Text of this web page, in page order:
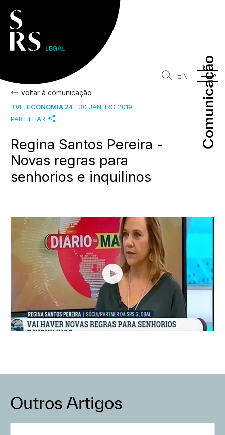
Comunicação
Comunicação
EN
voltar à comunicação
TVI . ECONOMIA 24
30 JANEIRO 2019
PARTILHAR
Regina Santos Pereira -
Novas regras para
senhorios e inquilinos
Outros Artigos